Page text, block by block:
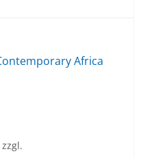
Af­ri­ca
zzgl.